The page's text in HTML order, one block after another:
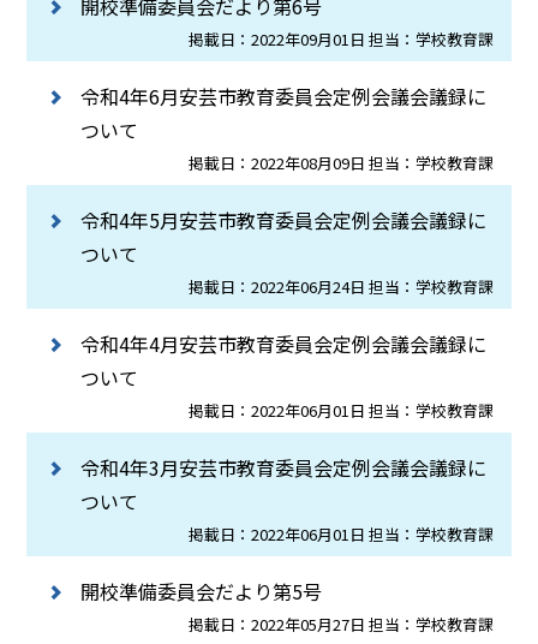
開校準備委員会だより第6号
掲載日：2022年09月01日 担当：学校教育課
令和4年6月安芸市教育委員会定例会議会議録に
ついて
掲載日：2022年08月09日 担当：学校教育課
令和4年5月安芸市教育委員会定例会議会議録に
ついて
掲載日：2022年06月24日 担当：学校教育課
令和4年4月安芸市教育委員会定例会議会議録に
ついて
掲載日：2022年06月01日 担当：学校教育課
令和4年3月安芸市教育委員会定例会議会議録に
ついて
掲載日：2022年06月01日 担当：学校教育課
開校準備委員会だより第5号
掲載日：2022年05月27日 担当：学校教育課